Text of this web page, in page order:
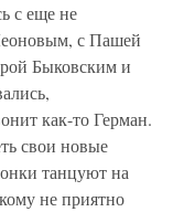
с еще не
с Пашей
Быковским и
как-то Герман.
свои новые
танцуют на
не приятно